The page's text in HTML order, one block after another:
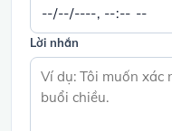
Lời nhắn